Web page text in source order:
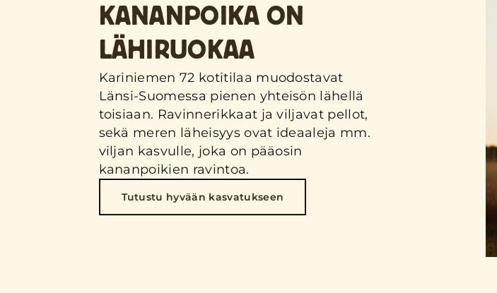
KANANPOIKA ON
LÄHIRUOKAA
Kariniemen 72 kotitilaa muodostavat
Länsi-Suomessa pienen yhteisön lähellä
toisiaan. Ravinnerikkaat ja viljavat pellot,
sekä meren läheisyys ovat ideaaleja mm.
viljan kasvulle, joka on pääosin
kananpoikien ravintoa.
Tutustu hyvään kasvatukseen